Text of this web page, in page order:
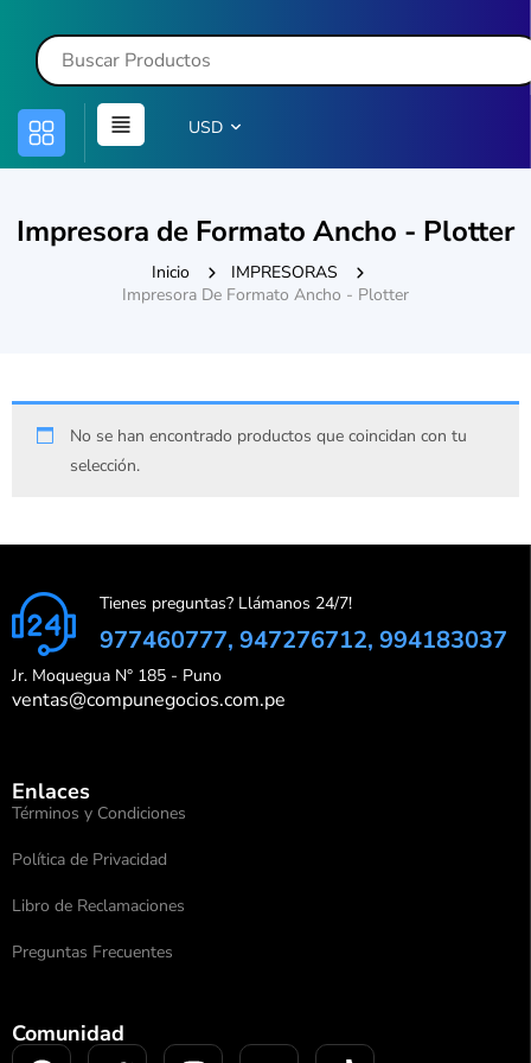
USD
Impresora de Formato Ancho - Plotter
Inicio
IMPRESORAS
Impresora De Formato Ancho - Plotter
No se han encontrado productos que coincidan con tu
selección.
Tienes preguntas? Llámanos 24/7!
977460777, 947276712, 994183037
Jr. Moquegua N° 185 - Puno
ventas@compunegocios.com.pe
Enlaces
Términos y Condiciones
Política de Privacidad
Libro de Reclamaciones
Preguntas Frecuentes
Comunidad